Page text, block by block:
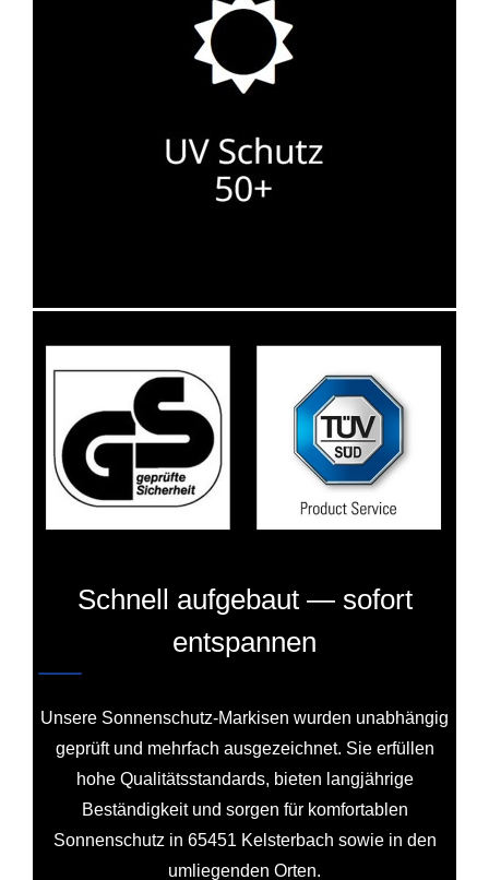
Schnell aufgebaut — sofort
entspannen
Unsere Sonnenschutz-Markisen wurden unabhängig
geprüft und mehrfach ausgezeichnet. Sie erfüllen
hohe Qualitätsstandards, bieten langjährige
Beständigkeit und sorgen für komfortablen
Sonnenschutz in 65451 Kelsterbach sowie in den
umliegenden Orten.